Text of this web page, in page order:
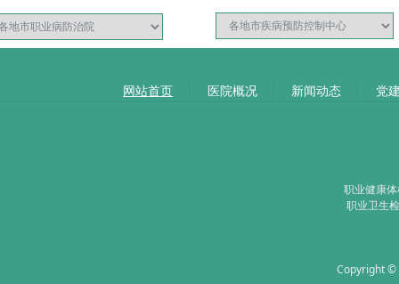
网站首页 医院概况 新闻动态 党
职业健康
职业卫生
Copyright ©